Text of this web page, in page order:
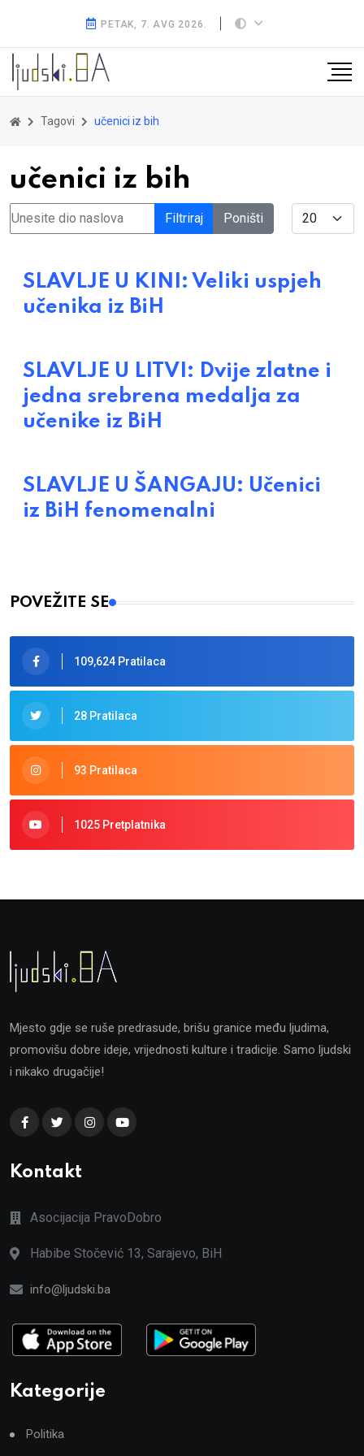
PETAK, 7. AVG 2026.
Tagovi učenici iz bih
učenici iz bih
Unesite dio naslova Filtriraj Poništi Display #
SLAVLJE U KINI: Veliki uspjeh
učenika iz BiH
SLAVLJE U LITVI: Dvije zlatne i
jedna srebrena medalja za
učenike iz BiH
SLAVLJE U ŠANGAJU: Učenici
iz BiH fenomenalni
POVEŽITE SE
109,624 Pratilaca
28 Pratilaca
93 Pratilaca
1025 Pretplatnika
Mjesto gdje se ruše predrasude, brišu granice među ljudima,
promovišu dobre ideje, vrijednosti kulture i tradicije. Samo ljudski
i nikako drugačije!
Kontakt
Asocijacija PravoDobro
Habibe Stočević 13, Sarajevo, BiH
info@ljudski.ba
Kategorije
Politika